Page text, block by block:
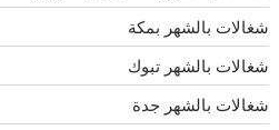
شغالات بالشهر بمكة
شغالات بالشهر تبوك
شغالات بالشهر جدة